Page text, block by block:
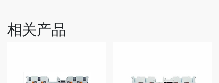
相关产品